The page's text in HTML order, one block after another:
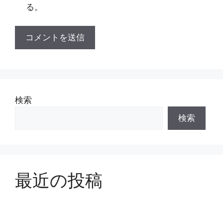
る。
検索
検索
最近の投稿